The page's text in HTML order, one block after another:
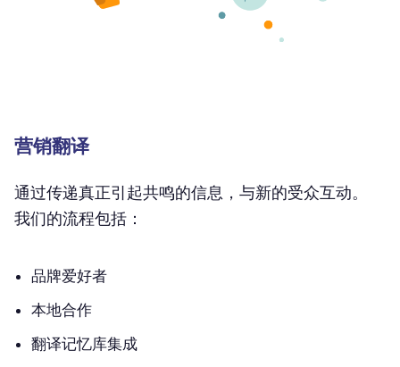
营销翻译
通过传递真正引起共鸣的信息，与新的受众互动。
我们的流程包括：
品牌爱好者
本地合作
翻译记忆库集成